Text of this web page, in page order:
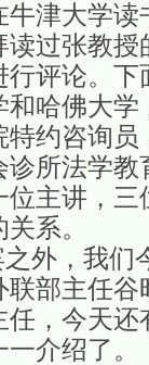
津大学
过张教
评论。
哈佛大
约咨询
所法学
主讲，
系。
，我们
部主任
，今天
介绍了。